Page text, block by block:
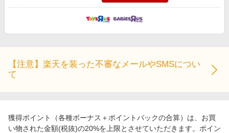
【注意】楽天を装った不審なメールやSMSについ
て
獲得ポイント（各種ボーナス＋ポイントバックの合算）は、お買
い物された金額(税抜)の20%を上限とさせていただきます。ポイン